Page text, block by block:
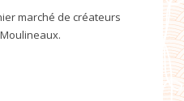
marché de créateurs